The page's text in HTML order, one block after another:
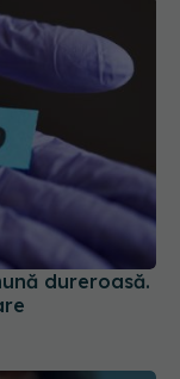
dureroasă.